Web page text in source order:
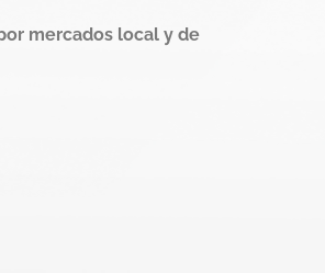
mercados local y de